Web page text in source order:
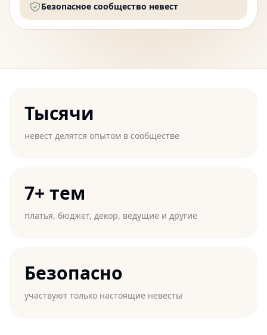
Безопасное сообщество невест
Тысячи
невест делятся опытом в сообществе
7+ тем
платья, бюджет, декор, ведущие и другие
Безопасно
участвуют только настоящие невесты